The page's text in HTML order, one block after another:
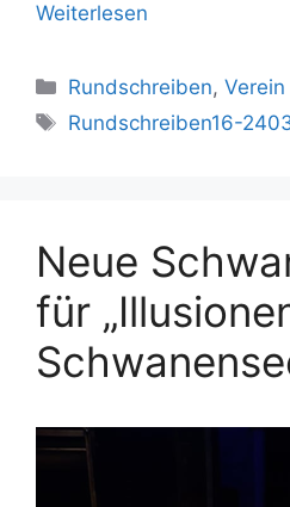
Weiterlesen
Kategorien
Rundschreiben,Verein
Schlagwörter
Rundschreiben16-
Neue
für